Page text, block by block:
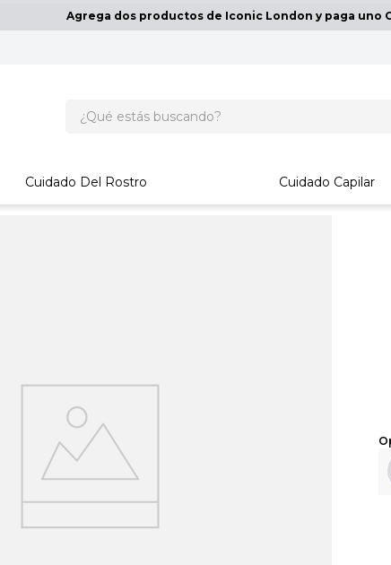
Agrega dos productos de Iconic London y paga uno
Cuidado Del Rostro Cuidado Capilar